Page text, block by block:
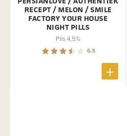
RECEPT / MELON / SMILE
FACTORY YOUR HOUSE
NIGHT PILLS
Pils 4,5%
6.5